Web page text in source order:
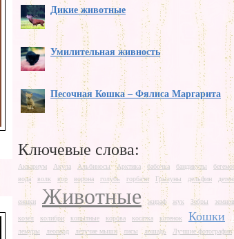
Дикие животные
Умилительная живность
Песочная Кошка – Фялиса Маргарита
Ключевые слова:
Аквариум Акула Альбиносы Арктика бабочка бандикуты
вода
волк вор ворона голубь горбачи Грызуны дельфин
ежики Животные жираф жук Зебры
козел колибри копытные корова косатка котенок Кошки
лемуры
леопард летучие мыши лисы лошадь Лучшие фотографии